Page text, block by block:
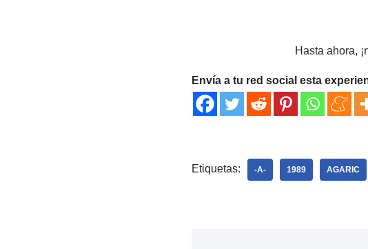
Hasta ahora,
Envía a tu red social esta
Etiquetas: -A- 1989 AGARIC